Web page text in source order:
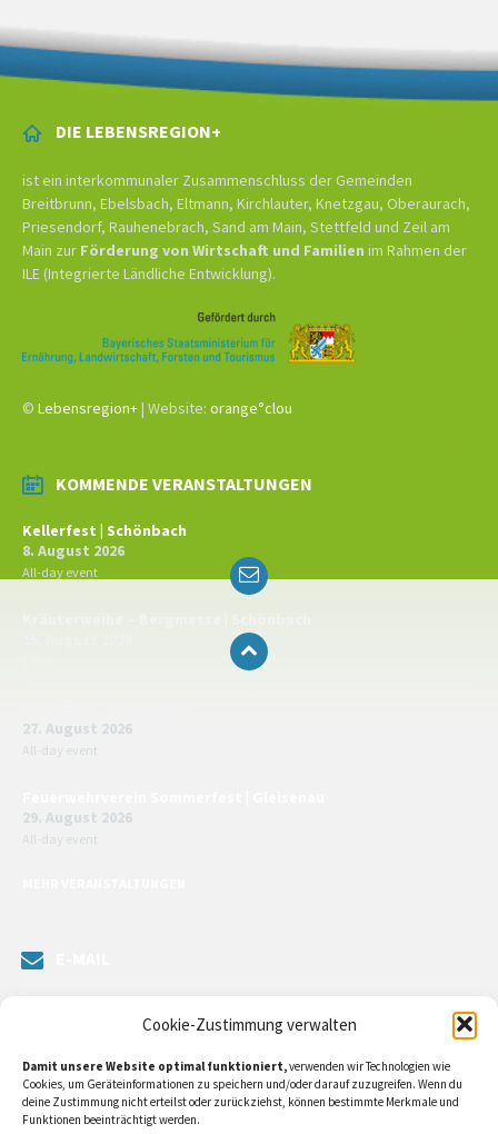
Cookie-Zustimmung verwalten
Damit unsere Website optimal funktioniert,verwenden wir Technologien wie
Cookies, um Geräteinformationen zu speichern und/oder darauf zuzugreifen. Wenn du
deine Zustimmung nicht erteilst oder zurückziehst, können bestimmte Merkmale und
Funktionen beeinträchtigt werden.
DIE LEBENSREGION+
ist ein interkommunaler Zusammenschluss der Gemeinden
Breitbrunn, Ebelsbach, Eltmann, Kirchlauter, Knetzgau, Oberaurach,
Priesendorf, Rauhenebrach, Sand am Main, Stettfeld und Zeil am
Main zur Förderung von Wirtschaft und Familien im Rahmen der
ILE (Integrierte Ländliche Entwicklung).
© Lebensregion+| Website: orange°clou
KOMMENDE VERANSTALTUNGEN
Kellerfest | Schönbach
8. August 2026
All-day event
27. August 2026
All-day event
29. August 2026
All-day event
kontaktieren oder direkt an unsere Bürgermeister/in schreiben.
Klicken Siehier…
Email